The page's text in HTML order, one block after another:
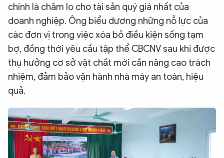
chính là chăm lo cho tài sản quý giá nhất của
doanh nghiệp. Ông biểu dương những nỗ lực của
các đơn vị trong việc xóa bỏ điều kiện sống tạm
bợ, đồng thời yêu cầu tập thể CBCNV sau khi được
thụ hưởng cơ sở vật chất mới cần nâng cao trách
nhiệm, đảm bảo vận hành nhà máy an toàn, hiệu
quả.